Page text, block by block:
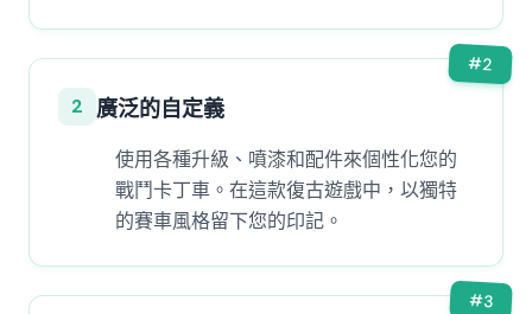
#2
2 廣泛的自定義
使用各種升級、噴漆和配件來個性化您的
戰鬥卡丁車。在這款復古遊戲中，以獨特
的賽車風格留下您的印記。
#3